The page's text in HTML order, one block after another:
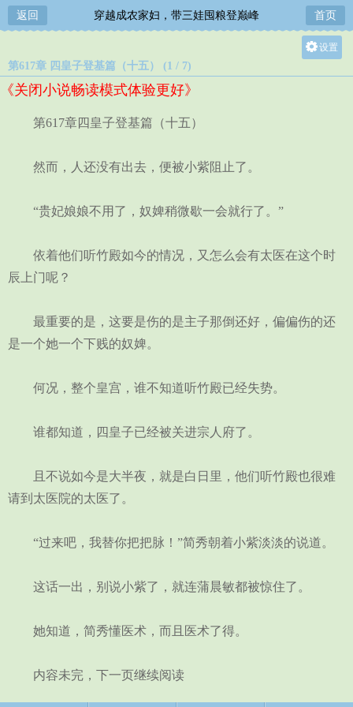
返回 穿越成农家妇，带三娃囤粮登巅峰 首页
设置
第617章 四皇子登基篇（十五） (1 / 7)
《关闭小说畅读模式体验更好》
第617章四皇子登基篇（十五）
然而，人还没有出去，便被小紫阻止了。
“贵妃娘娘不用了，奴婢稍微歇一会就行了。”
依着他们听竹殿如今的情况，又怎么会有太医在这个时
辰上门呢？
最重要的是，这要是伤的是主子那倒还好，偏偏伤的还
是一个她一个下贱的奴婢。
何况，整个皇宫，谁不知道听竹殿已经失势。
谁都知道，四皇子已经被关进宗人府了。
且不说如今是大半夜，就是白日里，他们听竹殿也很难
请到太医院的太医了。
“过来吧，我替你把把脉！”简秀朝着小紫淡淡的说道。
这话一出，别说小紫了，就连蒲晨敏都被惊住了。
她知道，简秀懂医术，而且医术了得。
内容未完，下一页继续阅读